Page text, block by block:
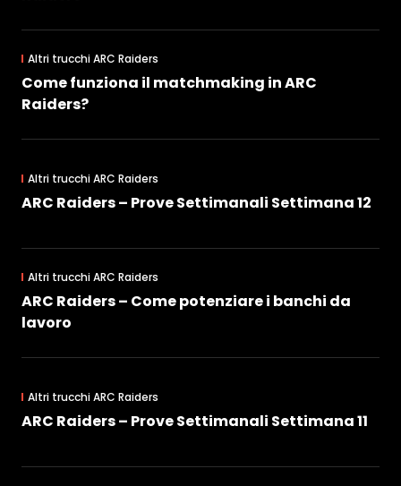
Altri trucchi ARC Raiders
Come funziona il matchmaking in ARC
Raiders?
Altri trucchi ARC Raiders
ARC Raiders – Prove Settimanali Settimana 12
Altri trucchi ARC Raiders
ARC Raiders – Come potenziare i banchi da
lavoro
Altri trucchi ARC Raiders
ARC Raiders – Prove Settimanali Settimana 11